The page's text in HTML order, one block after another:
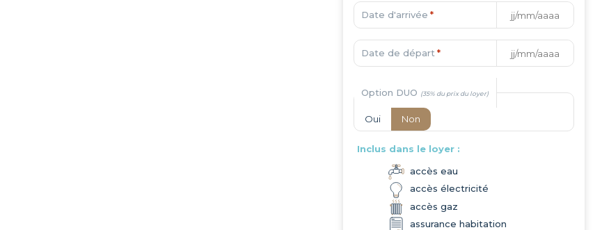
Date d'arrivée *
slash
Date de départ *
AAAA
Option DUO
Oui Non
Inclus dans le loyer :
accès eau
accès électricité
accès gaz
assurance habitation